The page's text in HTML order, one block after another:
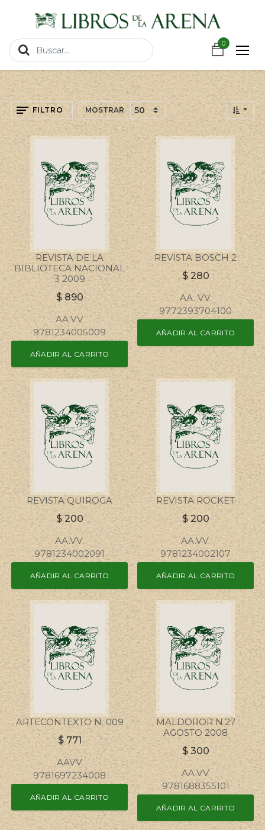
0
0
FILTRO MOSTRAR
REVISTA DE LA
BIBLIOTECA NACIONAL
3 2009
$890
AA.VV
9781234005009
AÑADIR AL CARRITO
REVISTA BOSCH 2
$ 280
AA. VV.
9772393704100
AÑADIR AL CARRITO
REVISTA QUIROGA
$ 200
AA.VV.
9781234002091
AÑADIR AL CARRITO
REVISTA ROCKET
$200
AA.VV.
9781234002107
AÑADIR AL CARRITO
ARTECONTEXTO N. 009
$ 771
AAVV
9781697234008
AÑADIR AL CARRITO
MALDOROR N.27
AGOSTO 2008
$ 300
AA.VV
9781688355101
AÑADIR AL CARRITO